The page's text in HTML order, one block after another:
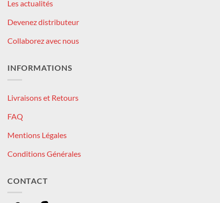
Les actualités
Devenez distributeur
Collaborez avec nous
INFORMATIONS
Livraisons et Retours
FAQ
Mentions Légales
Conditions Générales
CONTACT